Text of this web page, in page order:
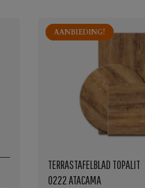
AANBIEDING!
AANBIEDING!
TERRASTAFELBLAD TOPALIT
0222 ATACAMA